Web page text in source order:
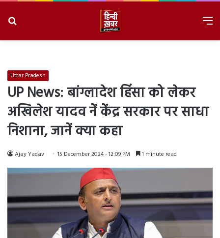
Uttar Pradesh
UP News: बांग्लादेश हिंसा को लेकर
अखिलेश यादव नें केंद्र सरकार पर साधा
निशाना, जानें क्या कहा
Ajay Yadav 15 December 2024 - 12:09 PM 1 minute read